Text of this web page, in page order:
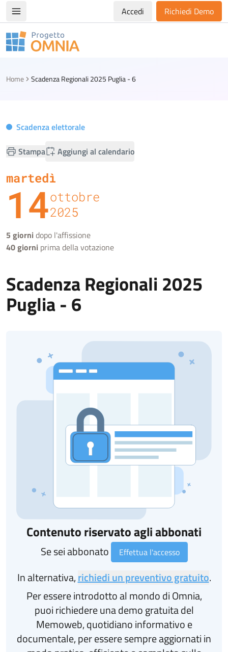
Apri/chiudi menù di navigazioneAccedi Richiedi Demo
Progetto Omnia
Home Scadenza Regionali 2025 Puglia - 6
Scadenza elettorale
Stampa
Aggiungi al calendario
martedì
14ottobre
2025
5 giorni dopo l'affissione
40 giorni prima della votazione
Scadenza Regionali 2025
Puglia - 6
Contenuto riservato agli abbonati
Se sei abbonato Effettua l'accesso
In alternativa,richiedi un preventivo gratuito.
Per essere introdotto al mondo di Omnia,
puoi richiedere una demo gratuita del
Memoweb, quotidiano informativo e
documentale, per essere sempre aggiornati in